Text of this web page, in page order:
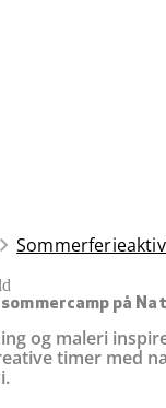
på
og maleri
timer med
maj 2026